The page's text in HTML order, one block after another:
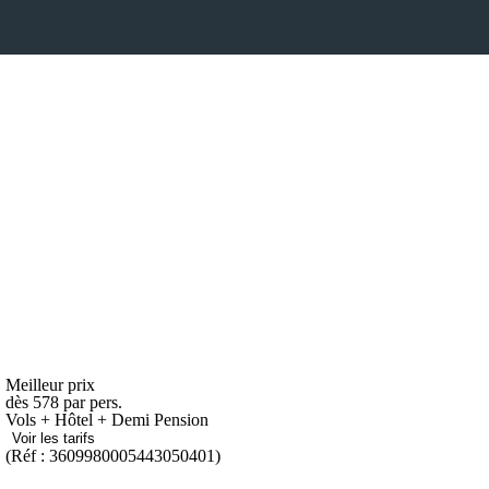
Meilleur prix
dès 578 par pers.
Vols + Hôtel + Demi Pension
Voir les tarifs
(Réf : 3609980005443050401)